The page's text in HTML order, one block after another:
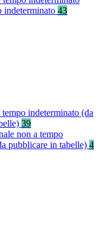
indeterminato 43
tempo indeterminato (da
39
non a tempo
pubblicare in tabelle) 4